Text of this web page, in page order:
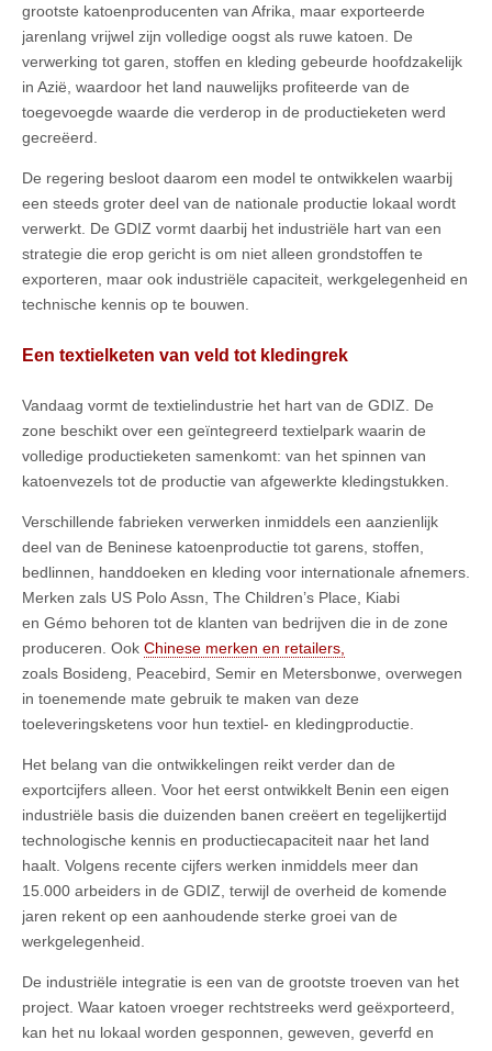
grootste katoenproducenten van Afrika, maar exporteerde
jarenlang vrijwel zijn volledige oogst als ruwe katoen. De
verwerking tot garen, stoffen en kleding gebeurde hoofdzakelijk
in Azië, waardoor het land nauwelijks profiteerde van de
toegevoegde waarde die verderop in de productieketen werd
gecreëerd.
De regering besloot daarom een model te ontwikkelen waarbij
een steeds groter deel van de nationale productie lokaal wordt
verwerkt. De GDIZ vormt daarbij het industriële hart van een
strategie die erop gericht is om niet alleen grondstoffen te
exporteren, maar ook industriële capaciteit, werkgelegenheid en
technische kennis op te bouwen.
Een textielketen van veld tot kledingrek
Vandaag vormt de textielindustrie het hart van de GDIZ. De
zone beschikt over een geïntegreerd textielpark waarin de
volledige productieketen samenkomt: van het spinnen van
katoenvezels tot de productie van afgewerkte kledingstukken.
Verschillende fabrieken verwerken inmiddels een aanzienlijk
deel van de Beninese katoenproductie tot garens, stoffen,
bedlinnen, handdoeken en kleding voor internationale afnemers.
Merken zals US Polo Assn, The Children’s Place, Kiabi
en Gémo behoren tot de klanten van bedrijven die in de zone
produceren. Ook Chinese merken en retailers,
zoals Bosideng, Peacebird, Semir en Metersbonwe, overwegen
in toenemende mate gebruik te maken van deze
toeleveringsketens voor hun textiel- en kledingproductie.
Het belang van die ontwikkelingen reikt verder dan de
exportcijfers alleen. Voor het eerst ontwikkelt Benin een eigen
industriële basis die duizenden banen creëert en tegelijkertijd
technologische kennis en productiecapaciteit naar het land
haalt. Volgens recente cijfers werken inmiddels meer dan
15.000 arbeiders in de GDIZ, terwijl de overheid de komende
jaren rekent op een aanhoudende sterke groei van de
werkgelegenheid.
De industriële integratie is een van de grootste troeven van het
project. Waar katoen vroeger rechtstreeks werd geëxporteerd,
kan het nu lokaal worden gesponnen, geweven, geverfd en